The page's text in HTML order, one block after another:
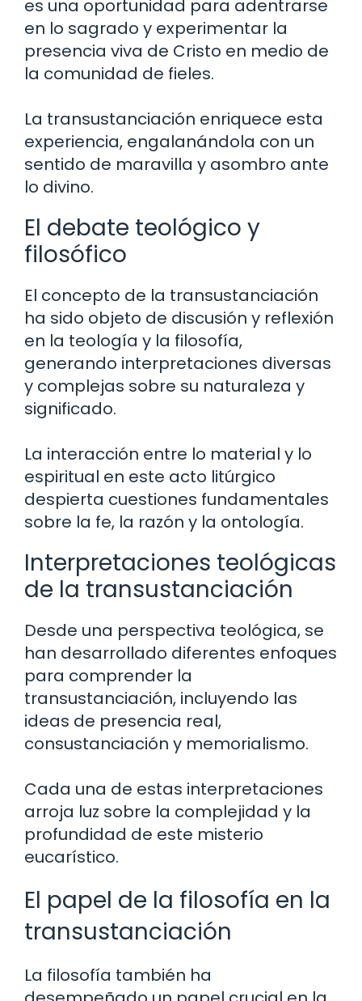
es una oportunidad para adentrarse
en lo sagrado y experimentar la
presencia viva de Cristo en medio de
la comunidad de fieles.
La transustanciación enriquece esta
experiencia, engalanándola con un
sentido de maravilla y asombro ante
lo divino.
El debate teológico y
filosófico
El concepto de la transustanciación
ha sido objeto de discusión y reflexión
en la teología y la filosofía,
generando interpretaciones diversas
y complejas sobre su naturaleza y
significado.
La interacción entre lo material y lo
espiritual en este acto litúrgico
despierta cuestiones fundamentales
sobre la fe, la razón y la ontología.
Interpretaciones teológicas
de la transustanciación
Desde una perspectiva teológica, se
han desarrollado diferentes enfoques
para comprender la
transustanciación, incluyendo las
ideas de presencia real,
consustanciación y memorialismo.
Cada una de estas interpretaciones
arroja luz sobre la complejidad y la
profundidad de este misterio
eucarístico.
El papel de la filosofía en la
transustanciación
La filosofía también ha